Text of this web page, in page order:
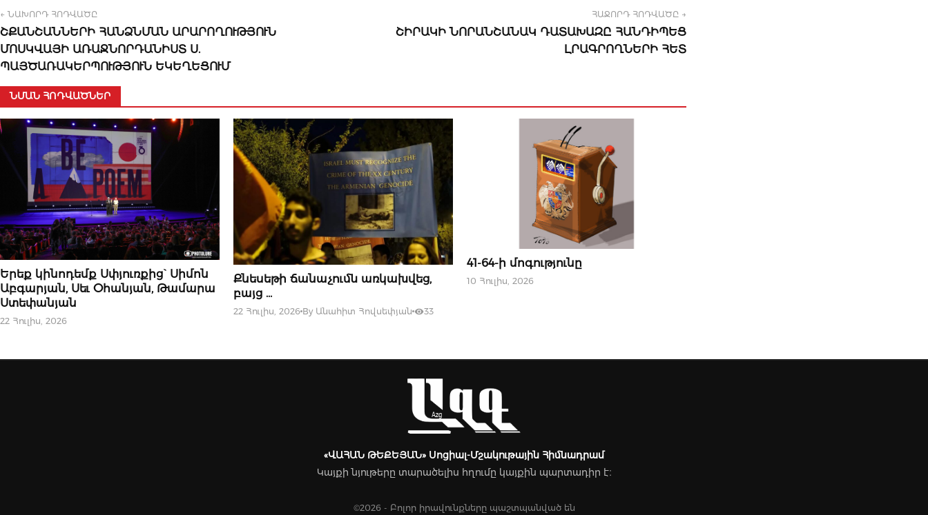
← ՆԱԽՈՐԴ ՀՈԴՎԱԾԸ
ՇՔԱՆՇԱՆՆԵՐԻ ՀԱՆՁՆՄԱՆ ԱՐԱՐՈՂՈՒԹՅՈՒՆ
ՄՈՍԿՎԱՅԻ ԱՌԱՋՆՈՐԴԱՆԻՍՏ Ս.
ՊԱՅԾԱՌԱԿԵՐՊՈՒԹՅՈՒՆ ԵԿԵՂԵՑՈՒՄ
ՀԱՋՈՐԴ ՀՈԴՎԱԾԸ →
ՇԻՐԱԿԻ ՆՈՐԱՆՇԱՆԱԿ ԴԱՏԱԽԱԶԸ ՀԱՆԴԻՊԵՑ
ԼՐԱԳՐՈՂՆԵՐԻ ՀԵՏ
ՆՄԱՆ ՀՈԴՎԱԾՆԵՐ
10 ՀՈՒԼԻՍԻ, 2026
Երեք կինոդեմք Սփյուռքից` Սիմոն
Աբգարյան, Սեւ Օհանյան, Թամարա
Ստեփանյան
22 Հուլիս, 2026
10 ՀՈՒԼԻՍԻ, 2026
Քնեսեթի ճանաչումն առկախվեց,
բայց …
22 Հուլիս, 2026 By Անահիտ Հովսեփյան 33
10 ՀՈՒԼԻՍԻ, 2026
41-64-ի մոգությունը
10 Հուլիս, 2026
«ՎԱՀԱՆ ԹԵՔԵՅԱՆ» Սոցիալ-Մշակութային Հիմնադրամ
Կայքի նյութերը տարածելիս հղումը կայքին պարտադիր է։
©2026 - Բոլոր իրավունքները պաշտպանված են